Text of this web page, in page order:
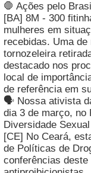
🛑 Ações pelo
[BA] 8M - 300
mulheres em
recebidas. Uma
tornozeleira
destacado nos
local de
de referência em
🗣️ Nossa ativista
dia 3 de março, no
Diversidade
[CE] No Ceará,
de Políticas de
conferências